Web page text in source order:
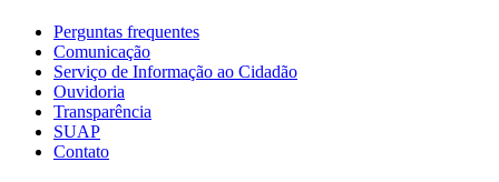
Perguntas frequentes
Comunicação
Serviço de Informação ao Cidadão
Ouvidoria
Transparência
SUAP
Contato